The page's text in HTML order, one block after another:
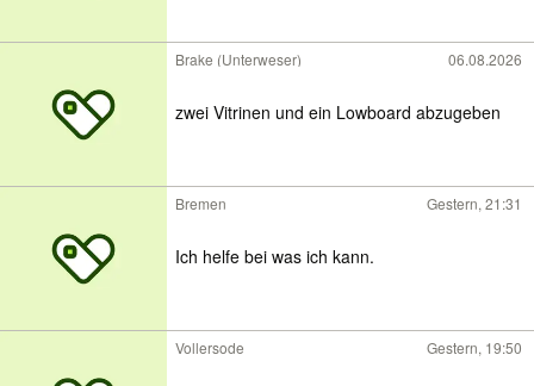
Brake (Unterweser) 06.08.2026
zwei Vitrinen und ein Lowboard abzugeben
Bremen Gestern, 21:31
Ich helfe bei was ich kann.
Vollersode Gestern, 19:50